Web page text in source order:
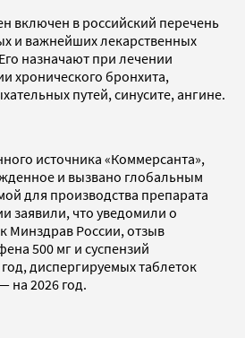
включен в российский перечень
и важнейших лекарственных
назначают при лечении
хронического бронхита,
путей, синусите, ангине.
источника «Коммерсанта»,
и вызвано глобальным
для производства препарата
заявили, что уведомили о
Минздрав России, отзыв
500 мг и суспензий
диспергируемых таблеток
на 2026 год.